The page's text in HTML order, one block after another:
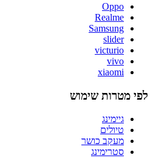
Oppo
Realme
Samsung
slider
victurio
vivo
xiaomi
לפי מטרות שימוש
גיימינג
טיולים
מעקב כושר
סטרימינג